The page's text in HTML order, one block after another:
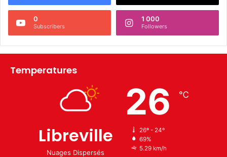
0
Subscribers
1 000
Followers
Temperatures
Libreville
Nuages Dispersés
26 ℃
26º - 24º
69%
5.29 km/h